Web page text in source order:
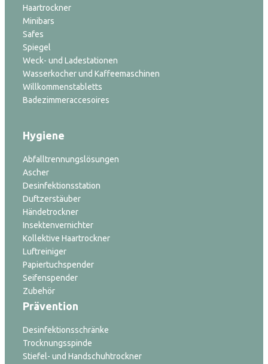
Haartrockner
Minibars
Safes
Spiegel
Weck- und Ladestationen
Wasserkocher und Kaffeemaschinen
Willkommenstabletts
Badezimmeraccesoires
Hygiene
Abfalltrennungslösungen
Ascher
Desinfektionsstation
Duftzerstäuber
Händetrockner
Insektenvernichter
Kollektive Haartrockner
Luftreiniger
Papiertuchspender
Seifenspender
Zubehör
Prävention
Desinfektionsschränke
Trocknungsspinde
Stiefel- und Handschuhtrockner